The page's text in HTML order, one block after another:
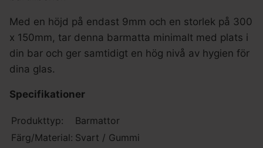
Med en höjd på endast 9mm och en storlek på 300
x 150mm, tar denna barmatta minimalt med plats i
din bar och ger samtidigt en hög nivå av hygien för
dina glas.
Specifikationer
Produkttyp:
Barmattor
Färg/Material: Svart / Gummi